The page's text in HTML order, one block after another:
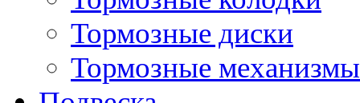
Тормозные диски
Тормозные механизмы